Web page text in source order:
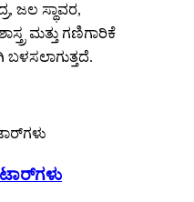
ಜಲ ಸ್ಥಾವರ,
ಮತ್ತು ಗಣಿಗಾರಿಕೆ
ಬಳಸಲಾಗುತ್ತದೆ.